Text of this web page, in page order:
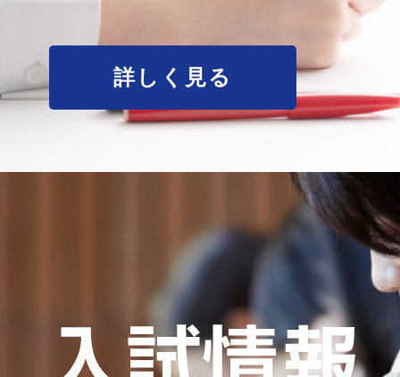
詳しく見る